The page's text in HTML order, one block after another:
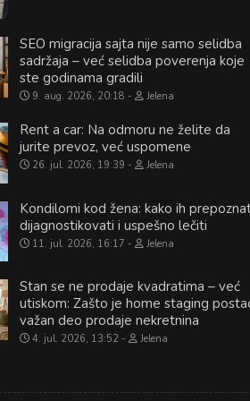
SEO migracija sajta nije samo selidba
sadržaja – već selidba poverenja koje
ste godinama gradili
9. aug. 2026, 20:18 Jelena
Rent a car: Na odmoru ne želite da
jurite prevoz, već uspomene
26. jul. 2026, 19:39 Jelena
Kondilomi kod žena: kako ih
dijagnostikovati i uspešno lečiti
11. jul. 2026, 16:17 Jelena
Stan se ne prodaje kvadratima – već
utiskom: Zašto je home staging
važan deo prodaje nekretnina
4. jul. 2026, 13:52 Jelena